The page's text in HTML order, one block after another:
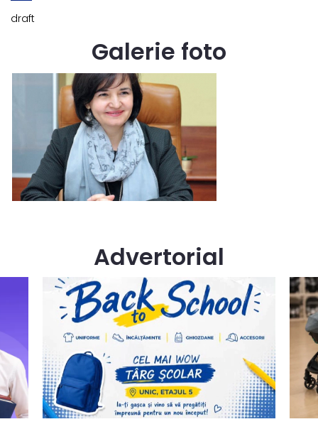
draft
Galerie foto
Advertorial